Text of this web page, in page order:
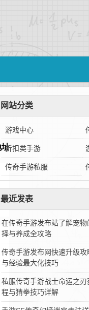
网站分类
游戏中心
折扣类手游
传奇手游私服
最近发表
在传奇手游发布站了解宠
择与养成全攻略
传奇手游发布网快速升级
与经验最大化技巧
私服传奇手游战士命运之
程与猜拳技巧详解